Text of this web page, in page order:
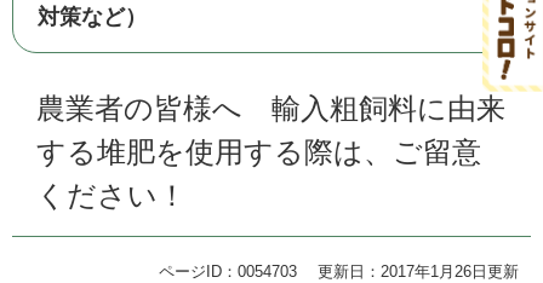
へ
対策など）
農業者の皆様へ 輸入粗飼料に由来
する堆肥を使用する際は、ご留意
ください！
ページID：0054703 更新日：2017年1月26日更新